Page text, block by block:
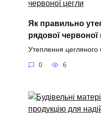
Як правильно
рядової червоної
Утеплення цегляного
0 6